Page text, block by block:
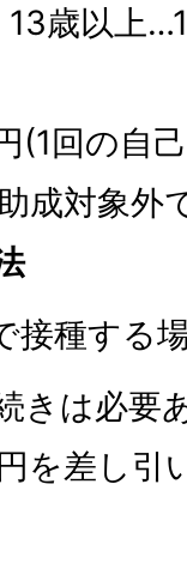
歳以上
(1回の自
成対象外
接種する
きは必要
を差し引